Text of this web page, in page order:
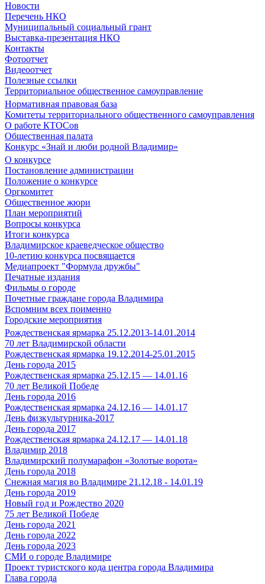
Новости
Перечень НКО
Муниципальный социальный грант
Выставка-презентация НКО
Контакты
Фотоотчет
Видеоотчет
Полезные ссылки
Территориальное общественное самоуправление
Нормативная правовая база
Комитеты территориального общественного самоуправления
О работе КТОСов
Общественная палата
Конкурс «Знай и люби родной Владимир»
О конкурсе
Постановление администрации
Положение о конкурсе
Оргкомитет
Общественное жюри
План мероприятий
Вопросы конкурса
Итоги конкурса
Владимирское краеведческое общество
10-летию конкурса посвящается
Медиапроект "Формула дружбы"
Печатные издания
Фильмы о городе
Почетные граждане города Владимира
Вспомним всех поименно
Городские мероприятия
Рождественская ярмарка 25.12.2013-14.01.2014
70 лет Владимирской области
Рождественская ярмарка 19.12.2014-25.01.2015
День города 2015
Рождественская ярмарка 25.12.15 — 14.01.16
70 лет Великой Победе
День города 2016
Рождественская ярмарка 24.12.16 — 14.01.17
День физкультурника-2017
День города 2017
Рождественская ярмарка 24.12.17 — 14.01.18
Владимир 2018
Владимирский полумарафон «Золотые ворота»
День города 2018
Снежная магия во Владимире 21.12.18 - 14.01.19
День города 2019
Новый год и Рождество 2020
75 лет Великой Победе
День города 2021
День города 2022
День города 2023
СМИ о городе Владимире
Проект туристского кода центра города Владимира
Глава города